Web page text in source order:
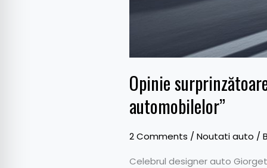
Opinie
automobilelor”
2 Comments / Noutati auto /
Celebrul designer auto